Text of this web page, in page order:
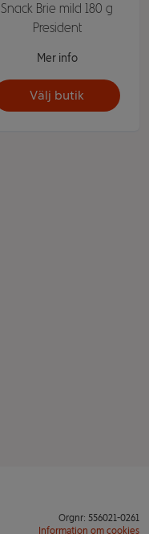
Snack Brie mild 180 g
President
Mer info
Välj butik
Orgnr: 556021-0261
Information om cookies